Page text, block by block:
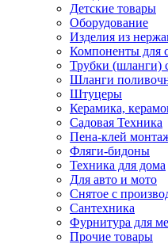
Детские товары
Оборудование
Изделия из
Компоненты для
Трубки (шланги)
Шланги
Штуцеры
Керамика,
Садовая Техника
Пена-клей
Фляги-бидоны
Техника для дома
Для авто и мото
Снятое с
Сантехника
Фурнитура для
Прочие товары